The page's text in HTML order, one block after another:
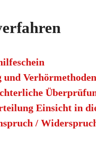
und Verhörmethoden
Einsicht in
/